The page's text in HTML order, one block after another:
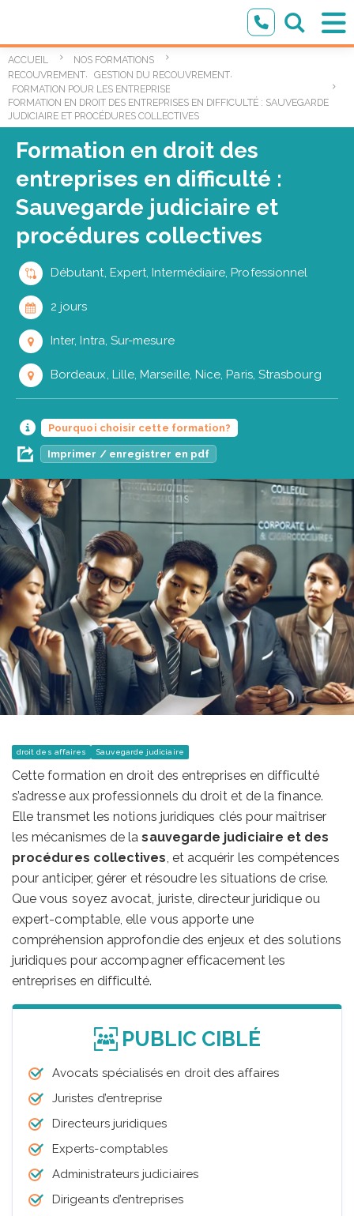
ACCUEIL
NOS FORMATIONS
RECOUVREMENT, GESTION DU RECOUVREMENT,
FORMATION POUR LES ENTREPRISES EN SITUATION DE CRISE ET DE
FORMATION EN DROIT DES ENTREPRISES EN DIFFICULTÉ : SAUVEGARDE
JUDICIAIRE ET PROCÉDURES COLLECTIVES
Formation en droit des
entreprises en difficulté :
Sauvegarde judiciaire et
procédures collectives
Débutant, Expert, Intermédiaire, Professionnel
2 jours
Inter, Intra, Sur-mesure
Bordeaux, Lille, Marseille, Nice, Paris, Strasbourg
Pourquoi choisir cette formation?
Imprimer / enregistrer en pdf
droit des affaires Sauvegarde judiciaire
Cette formation en droit des entreprises en difficulté
s’adresse aux professionnels du droit et de la finance.
Elle transmet les notions juridiques clés pour maîtriser
les mécanismes de lasauvegarde judiciaire et des
procédures collectives , et acquérir les compétences
pour anticiper, gérer et résoudre les situations de crise.
Que vous soyez avocat, juriste, directeur juridique ou
expert-comptable, elle vous apporte une
compréhension approfondie des enjeux et des solutions
juridiques pour accompagner efficacement les
entreprises en difficulté.
PUBLIC CIBLÉ
Avocats spécialisés en droit des affaires
Juristes d’entreprise
Directeurs juridiques
Experts-comptables
Administrateurs judiciaires
Dirigeants d’entreprises